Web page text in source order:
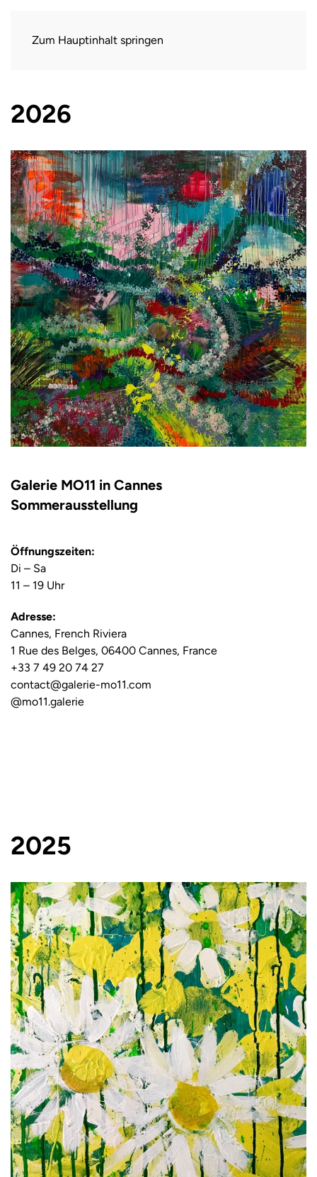
Zum Hauptinhalt springen
2026
Galerie MO11 in Cannes
Sommerausstellung
Öffnungszeiten:
Di – Sa
11 – 19 Uhr
Adresse:
Cannes, French Riviera
1 Rue des Belges, 06400 Cannes, France
+33 7 49 20 74 27
contact@galerie-mo11.com
@mo11.galerie
2025